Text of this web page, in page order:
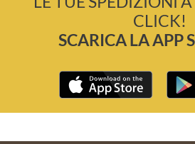
CLICK!
SCARICA LA APP